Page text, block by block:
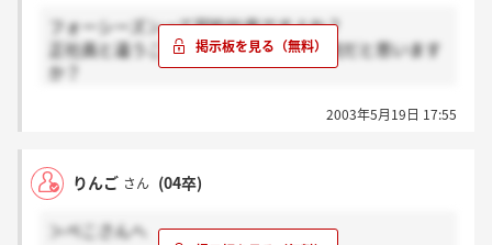
正直、私も不安があるので答えになってませんね。
ごめんなさい。
フォーシーズンって契約社員ですよね？
正社員と違うことって、良くも悪くも何だと思います
か？
でも契約社員ってところがネックなんですよね。。。
2003年5月19日 17:55
りんご さん (04卒)
＞ぺこさんへ